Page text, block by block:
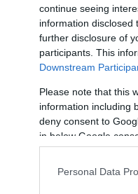
continue seeing
information disclosed
further disclosure of
participants. This
Downstream
Please note that this
information including
deny consent to
in below Google
Personal Data